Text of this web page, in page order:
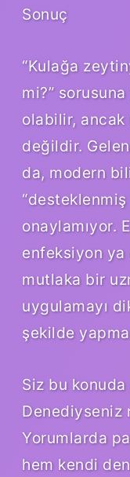
Sonuç
“Kulağa
mi?”
olabilir,
değildir.
da, modern
onaylamıyor.
enfeksiyon ya
mutlaka bir
uygulamayı
şekilde
Siz bu
Denediyseniz
Yorumlarda
hem kendi